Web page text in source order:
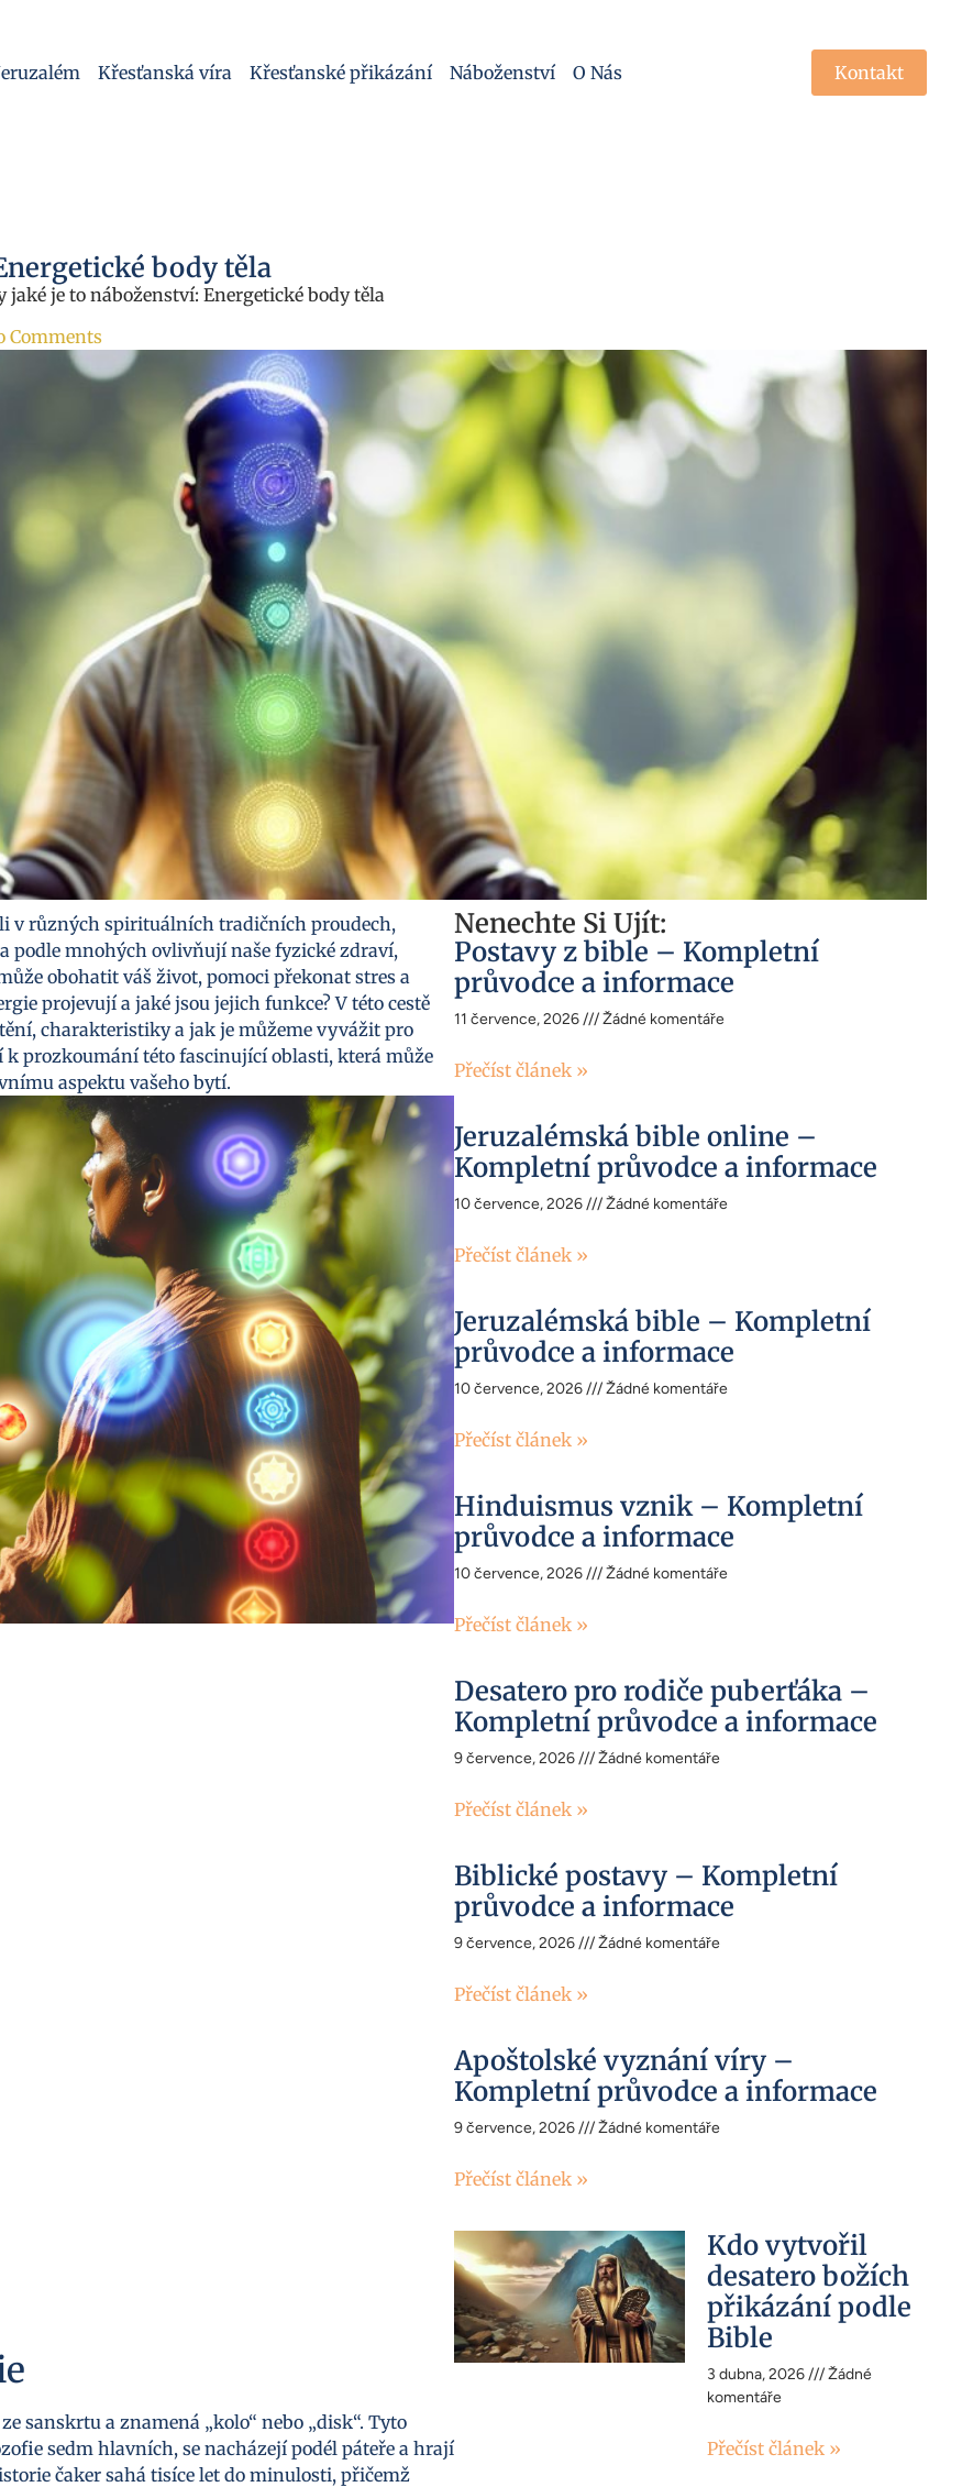
Křesťanská víra Křesťanské přikázání Náboženství O Nás Kontakt
body těla
jaké je to náboženství: Energetické body těla
Comments
v různých spirituálních tradičních proudech,
podle mnohých ovlivňují naše fyzické zdraví,
obohatit váš život, pomoci překonat stres a
projevují a jaké jsou jejich funkce? V této cestě
charakteristiky a jak je můžeme vyvážit pro
prozkoumání této fascinující oblasti, která může
aspektu vašeho bytí.
sanskrtu a znamená „kolo“ nebo „disk“. Tyto
sedm hlavních, se nacházejí podél páteře a hrají
čaker sahá tisíce let do minulosti, přičemž
Nenechte Si Ujít:
Postavy z bible – Kompletní
průvodce a informace
11 července, 2026 Žádné komentáře
Přečíst článek »
Jeruzalémská bible online –
Kompletní průvodce a informace
10 července, 2026 Žádné komentáře
Přečíst článek »
Jeruzalémská bible – Kompletní
průvodce a informace
10 července, 2026 Žádné komentáře
Přečíst článek »
Hinduismus vznik – Kompletní
průvodce a informace
10 července, 2026 Žádné komentáře
Přečíst článek »
Desatero pro rodiče puberťáka –
Kompletní průvodce a informace
9 července, 2026 Žádné komentáře
Přečíst článek »
Biblické postavy – Kompletní
průvodce a informace
9 července, 2026 Žádné komentáře
Přečíst článek »
Apoštolské vyznání víry –
Kompletní průvodce a informace
9 července, 2026 Žádné komentáře
Přečíst článek »
Kdo vytvořil
desatero božích
přikázání podle
Bible
3 dubna, 2026
Žádné
komentáře
Přečíst článek »